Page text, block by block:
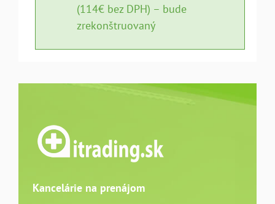
(114€ bez DPH) – bude
zrekonštruovaný
Kancelárie na prenájom